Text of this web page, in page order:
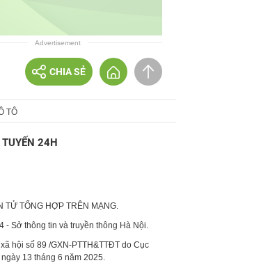
Advertisement
CHIA SẺ
TÔ
24H
TỬ TỔNG HỢP TRÊN MẠNG.
- Sở thông tin và truyền thông Hà Nội.
hội số 89 /GXN-PTTH&TTĐT do Cục
13 tháng 6 năm 2025.